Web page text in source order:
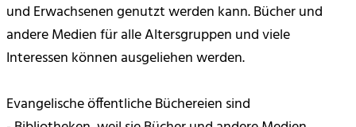
und Erwachsenen genutzt werden kann. Bücher und
andere Medien für alle Altersgruppen und viele
Interessen können ausgeliehen werden.
Evangelische öffentliche Büchereien sind